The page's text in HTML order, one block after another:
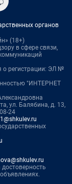
органов
(18+)
в сфере связи,
о регистрации: ЭЛ №
"ИНТЕРНЕТ
ул. Балябина, д. 13,
24
достоверность